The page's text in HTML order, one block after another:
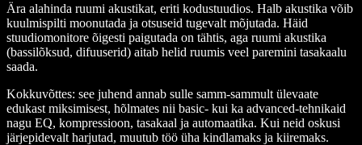
Ära alahinda ruumi akustikat, eriti kodustuudios. Halb akustika võib
kuulmispilti moonutada ja otsuseid tugevalt mõjutada. Häid
stuudiomonitore õigesti paigutada on tähtis, aga ruumi akustika
(bassilõksud, difuuserid) aitab helid ruumis veel paremini tasakaalu
saada.
Kokkuvõttes: see juhend annab sulle samm-sammult ülevaate
edukast miksimisest, hõlmates nii basic- kui ka advanced-tehnikaid
nagu EQ, kompressioon, tasakaal ja automaatika. Kui neid oskusi
järjepidevalt harjutad, muutub töö üha kindlamaks ja kiiremaks.